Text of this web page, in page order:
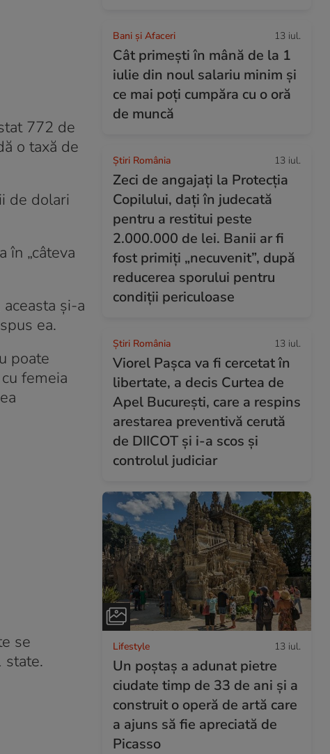
772 de
o taxă de
de dolari
în „câteva
și-a
ea.
poate
femeia
se
state.
Bani și Afaceri 13 iul.
Cât primești în mână de la 1
iulie din noul salariu minim și
ce mai poți cumpăra cu o oră
de muncă
Știri România 13 iul.
Zeci de angajați la Protecția
Copilului, dați în judecată
pentru a restitui peste
2.000.000 de lei. Banii ar fi
fost primiți „necuvenit”, după
reducerea sporului pentru
condiții periculoase
Știri România 13 iul.
Viorel Pașca va fi cercetat în
libertate, a decis Curtea de
Apel București, care a respins
arestarea preventivă cerută
de DIICOT și i-a scos și
controlul judiciar
Lifestyle 13 iul.
Un poștaș a adunat pietre
ciudate timp de 33 de ani și a
construit o operă de artă care
a ajuns să fie apreciată de
Picasso